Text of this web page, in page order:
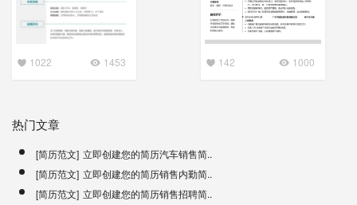
1022 1453 142 1000
热门文章
[简历范文] 立即创建您的简历汽车销售简..
[简历范文] 立即创建您的简历销售内勤简..
[简历范文] 立即创建您的简历销售招聘简..